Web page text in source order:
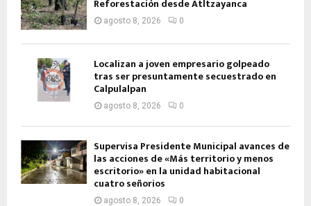
Reforestación desde Atltzayanca
agosto 8, 2026 0
Localizan a joven empresario golpeado
tras ser presuntamente secuestrado en
Calpulalpan
agosto 8, 2026 0
Supervisa Presidente Municipal avances de
las acciones de «Más territorio y menos
escritorio» en la unidad habitacional
cuatro señorios
agosto 8, 2026 0